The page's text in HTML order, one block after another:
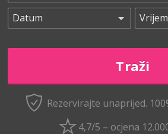
Rezervirajte unaprijed.
4,7/5 – ocjena